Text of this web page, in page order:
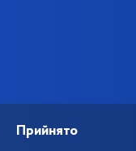
Прийнято